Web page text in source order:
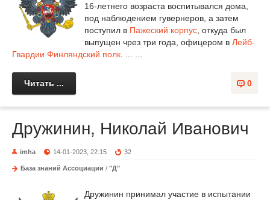
16-летнего возраста воспитывался дома,
под наблюдением гувернеров, а затем
поступил в Пажеский корпус , откуда был
выпущен чрез три года, офицером в Лейб-
Гвардии Финляндский полк
0
Читать ...
Дружинин, Николай Иванович
imha 14-01-2023, 22:15 32
База знаний Ассоциации / "Д"
Дружинин принимал участие в испытании